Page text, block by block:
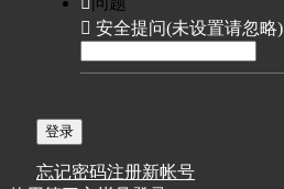
 安全提问(未设置请忽略)
登录
忘记密码注册新帐号